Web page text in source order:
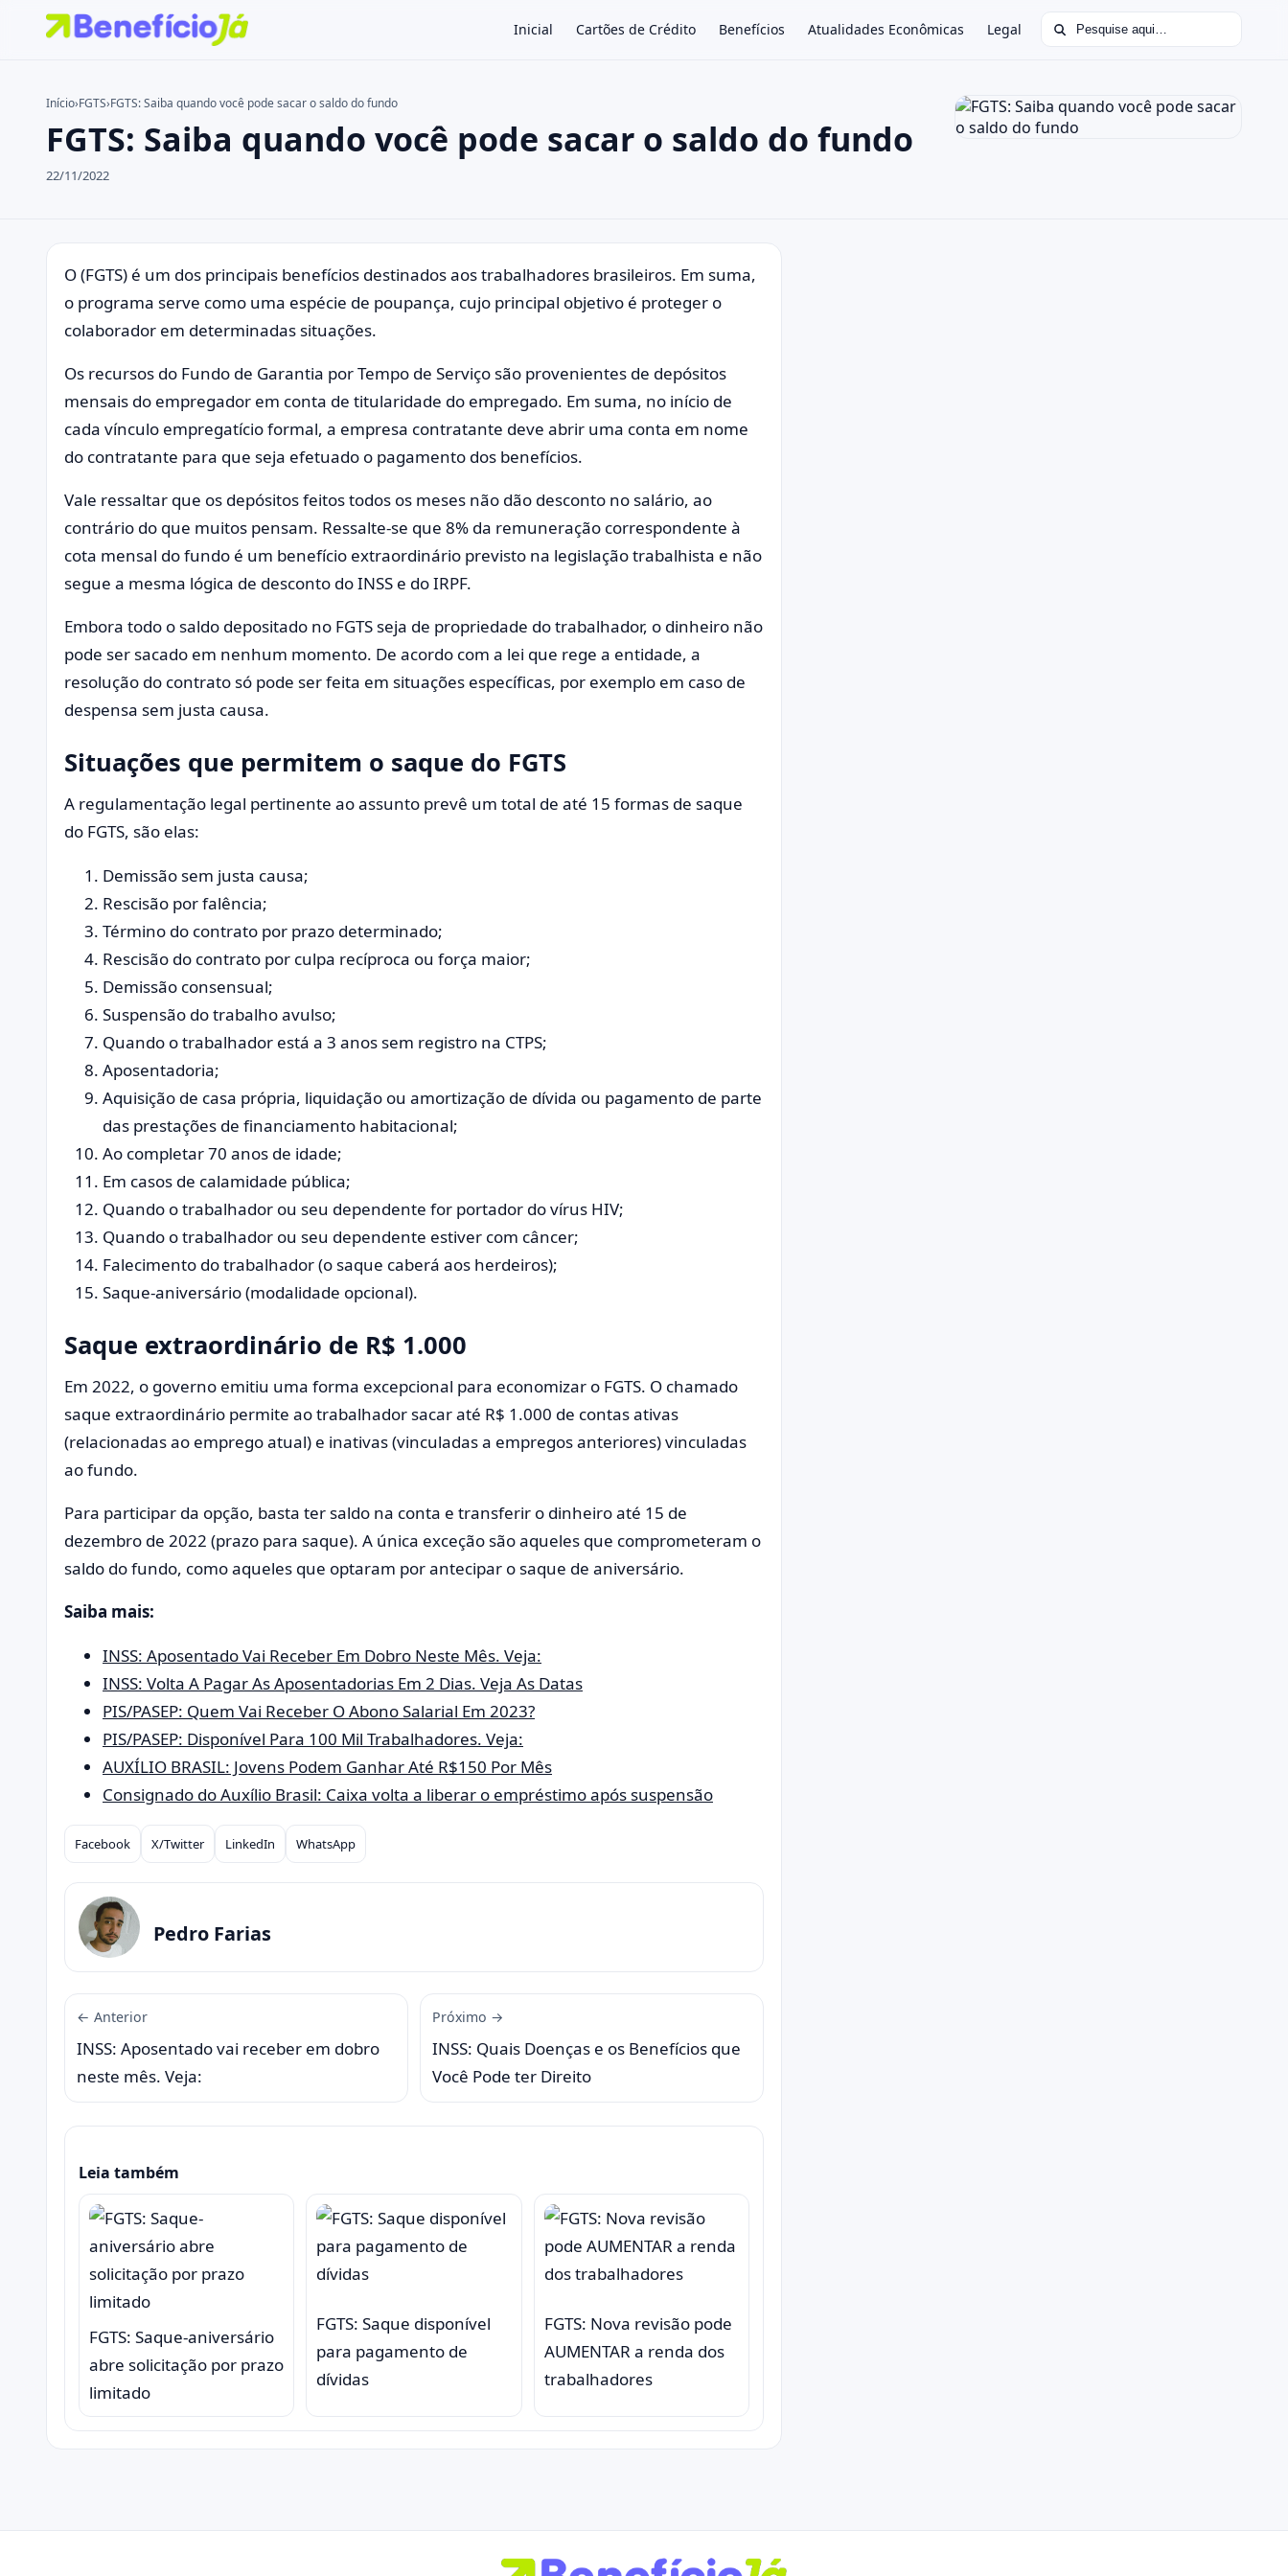
Inicial Cartões de Crédito Benefícios Atualidades Econômicas Legal Buscar por:
Buscar no site
Início›FGTS›FGTS: Saiba quando você pode sacar o saldo do fundo
FGTS: Saiba quando você pode sacar o saldo do fundo
22/11/2022
O (FGTS) é um dos principais benefícios destinados aos trabalhadores brasileiros. Em suma,
o programa serve como uma espécie de poupança, cujo principal objetivo é proteger o
colaborador em determinadas situações.
Os recursos do Fundo de Garantia por Tempo de Serviço são provenientes de depósitos
mensais do empregador em conta de titularidade do empregado. Em suma, no início de
cada vínculo empregatício formal, a empresa contratante deve abrir uma conta em nome
do contratante para que seja efetuado o pagamento dos benefícios.
Vale ressaltar que os depósitos feitos todos os meses não dão desconto no salário, ao
contrário do que muitos pensam. Ressalte-se que 8% da remuneração correspondente à
cota mensal do fundo é um benefício extraordinário previsto na legislação trabalhista e não
segue a mesma lógica de desconto do INSS e do IRPF.
Embora todo o saldo depositado no FGTS seja de propriedade do trabalhador, o dinheiro não
pode ser sacado em nenhum momento. De acordo com a lei que rege a entidade, a
resolução do contrato só pode ser feita em situações específicas, por exemplo em caso de
despensa sem justa causa.
Situações que permitem o saque do FGTS
A regulamentação legal pertinente ao assunto prevê um total de até 15 formas de saque
do FGTS, são elas:
Demissão sem justa causa;
Rescisão por falência;
Término do contrato por prazo determinado;
Rescisão do contrato por culpa recíproca ou força maior;
Demissão consensual;
Suspensão do trabalho avulso;
Quando o trabalhador está a 3 anos sem registro na CTPS;
Aposentadoria;
Aquisição de casa própria, liquidação ou amortização de dívida ou pagamento de parte
das prestações de financiamento habitacional;
Ao completar 70 anos de idade;
Em casos de calamidade pública;
Quando o trabalhador ou seu dependente for portador do vírus HIV;
Quando o trabalhador ou seu dependente estiver com câncer;
Falecimento do trabalhador (o saque caberá aos herdeiros);
Saque-aniversário (modalidade opcional).
Saque extraordinário de R$ 1.000
Em 2022, o governo emitiu uma forma excepcional para economizar o FGTS. O chamado
saque extraordinário permite ao trabalhador sacar até R$ 1.000 de contas ativas
(relacionadas ao emprego atual) e inativas (vinculadas a empregos anteriores) vinculadas
ao fundo.
Para participar da opção, basta ter saldo na conta e transferir o dinheiro até 15 de
dezembro de 2022 (prazo para saque). A única exceção são aqueles que comprometeram o
saldo do fundo, como aqueles que optaram por antecipar o saque de aniversário.
Saiba mais:
INSS: Aposentado Vai Receber Em Dobro Neste Mês. Veja:
INSS: Volta A Pagar As Aposentadorias Em 2 Dias. Veja As Datas
PIS/PASEP: Quem Vai Receber O Abono Salarial Em 2023?
PIS/PASEP: Disponível Para 100 Mil Trabalhadores. Veja:
AUXÍLIO BRASIL: Jovens Podem Ganhar Até R$150 Por Mês
Consignado do Auxílio Brasil: Caixa volta a liberar o empréstimo após suspensão
Compartilhar
Facebook X/Twitter LinkedIn WhatsApp
Pedro Farias
← Anterior
INSS: Aposentado vai receber em dobro
neste mês. Veja:
Próximo →
INSS: Quais Doenças e os Benefícios que
Você Pode ter Direito
Leia também
FGTS: Saque-aniversário
abre solicitação por prazo
limitado
FGTS: Saque disponível
para pagamento de
dívidas
FGTS: Nova revisão pode
AUMENTAR a renda dos
trabalhadores